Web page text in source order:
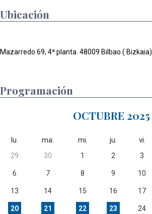
Ubicación
Mazarredo 69, 4ª planta. 48009 Bilbao ( Bizkaia)
Programación
OCTUBRE 2025
lu. ma. mi. ju. vi.
29 30 1 2 3
6 7 8 9 10
13 14 15 16 17
20 21 22 23 24